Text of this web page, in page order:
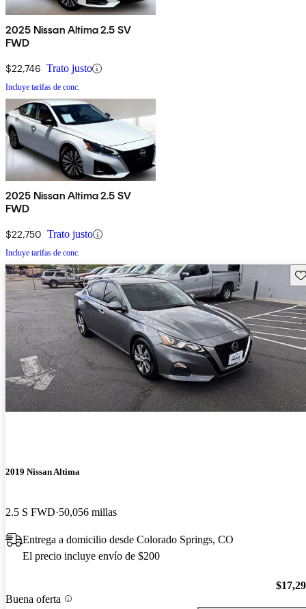
2025 Nissan Altima 2.5 SV
FWD
$22,746 Trato justo
Incluye tarifas de conc.
2025 Nissan Altima 2.5 SV
FWD
$22,750 Trato justo
Incluye tarifas de conc.
2019 Nissan Altima
2.5 S FWD 50,056 millas
Entrega a domicilio desde Colorado Springs, CO
El precio incluye envío de $200
Buena oferta